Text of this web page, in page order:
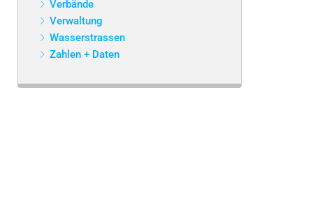
Verbände
Verwaltung
Wasserstrassen
Zahlen + Daten